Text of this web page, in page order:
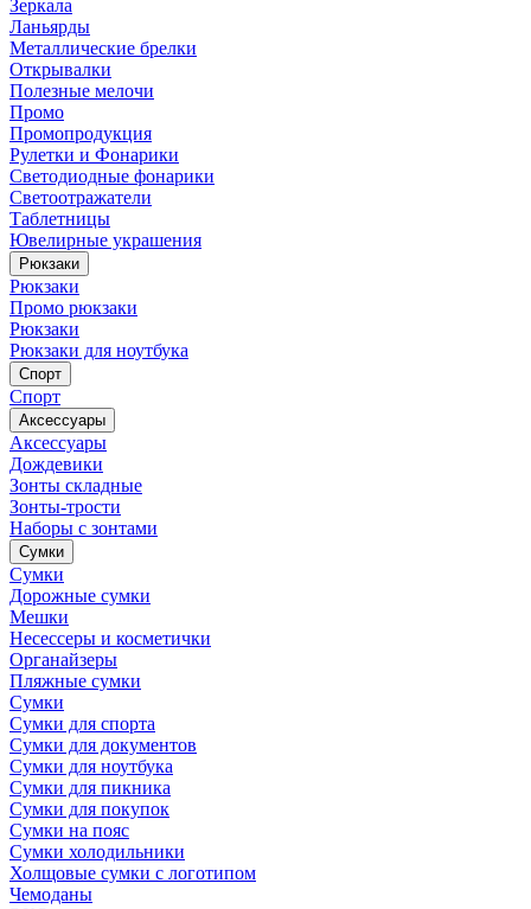
Зеркала
Ланьярды
Металлические брелки
Открывалки
Полезные мелочи
Промо
Промопродукция
Рулетки и Фонарики
Светодиодные фонарики
Светоотражатели
Таблетницы
Ювелирные украшения
Рюкзаки
Рюкзаки
Промо рюкзаки
Рюкзаки
Рюкзаки для ноутбука
Спорт
Спорт
Аксессуары
Аксессуары
Дождевики
Зонты складные
Зонты-трости
Наборы с зонтами
Сумки
Сумки
Дорожные сумки
Мешки
Несессеры и косметички
Органайзеры
Пляжные сумки
Сумки
Сумки для спорта
Сумки для документов
Сумки для ноутбука
Сумки для пикника
Сумки для покупок
Сумки на пояс
Сумки холодильники
Холщовые сумки с логотипом
Чемоданы